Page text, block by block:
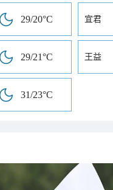
29/20°C 宜君
29/21°C 王益
31/23°C